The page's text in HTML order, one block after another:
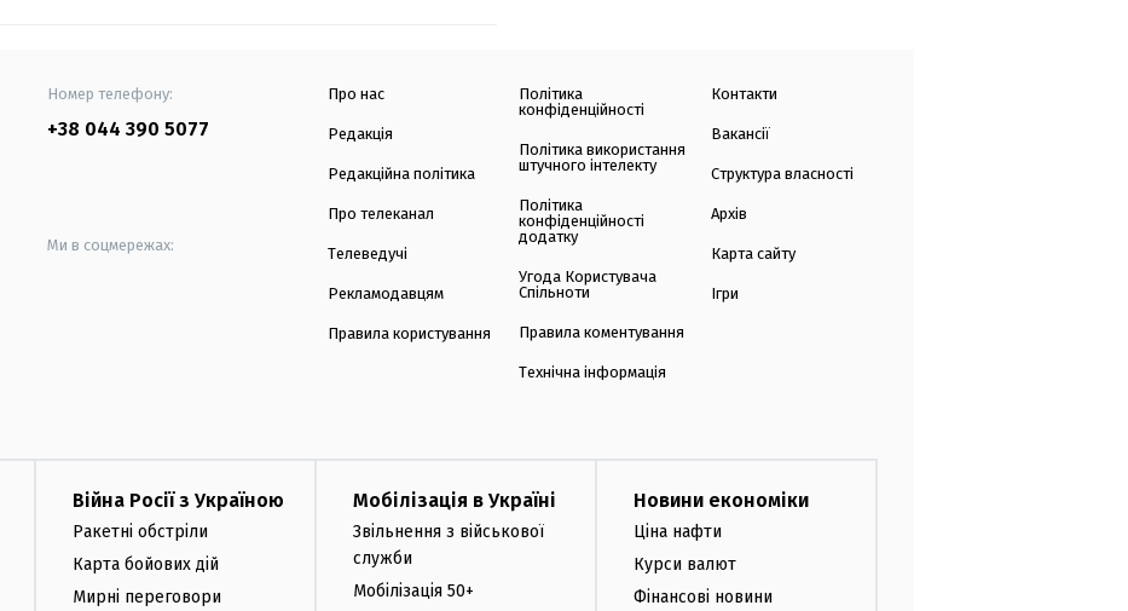
Номер телефону:
+38 044 390 5077
Ми в соцмережах:
Про нас
Редакція
Редакційна політика
Про телеканал
Телеведучі
Рекламодавцям
Правила користування
Політика
конфіденційності
Політика використання
штучного інтелекту
Політика
конфіденційності
додатку
Угода Користувача
Спільноти
Правила коментування
Технічна інформація
Контакти
Вакансії
Структура власності
Архів
Карта сайту
Ігри
Війна Росії з Україною
Ракетні обстріли
Карта бойових дій
Мирні переговори
Мобілізація в Україні
Звільнення з військової
служби
Мобілізація 50+
Новини економіки
Ціна нафти
Курси валют
Фінансові новини